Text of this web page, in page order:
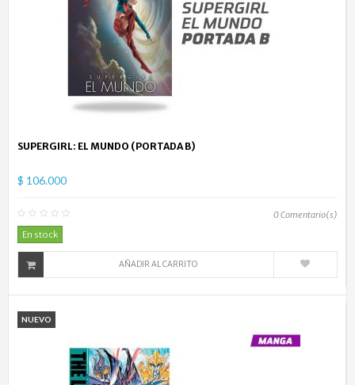
SUPERGIRL: EL MUNDO (PORTADA B)
$ 106.000
0Comentario(s)
En stock
AÑADIR AL CARRITO
NUEVO